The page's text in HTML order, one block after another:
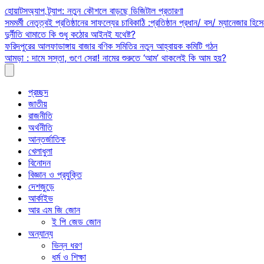
Skip
to
content
হোয়াটসঅ্যাপ ট্র্যাপ: নতুন কৌশলে বাড়ছে ডিজিটাল প্রতারণা
সমমর্মী নেতৃত্বই প্রতিষ্ঠানের সাফল্যের চাবিকাঠি :প্রতিষ্ঠান প্রধান/ বস/ ম্যানেজার
দুর্নীতি থামাতে কি শুধু কঠোর আইনই যথেষ্ট?
ফরিদপুরের আলফাডাঙ্গায় বাজার বণিক সমিতির নতুন আহ্বায়ক কমিটি গঠন
আমড়া : দামে সস্তা, গুণে সেরা! নামের শুরুতে ‘আম’ থাকলেই কি আম হয়?
প্রচ্ছদ
জাতীয়
রাজনীতি
অর্থনীতি
আন্তর্জাতিক
খেলাধুলা
বিনোদন
বিজ্ঞান ও প্রযুক্তি
দেশজুড়ে
আর্কাইভ
আর এম জি জোন
ই পি জেড জোন
অন্যান্য
ভিন্ন ধরণ
ধর্ম ও শিক্ষা